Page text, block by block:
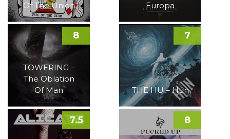
Of The Union
Europa
TOWERING –
The Oblation
Of Man
8
THE HU – Hun
7
7.5 8